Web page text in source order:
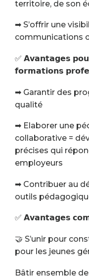
territoire, de son
➡ S’offrir une
communications
✅ 𝗔𝘃𝗮𝗻𝘁𝗮𝗴𝗲𝘀
𝗳𝗼𝗿𝗺𝗮𝘁𝗶𝗼𝗻𝘀
➡ Garantir des
qualité
➡ Elaborer une
collaborative =
précises qui
employeurs
➡ Contribuer au
outils
✅ 𝗔𝘃𝗮𝗻𝘁𝗮𝗴𝗲𝘀
🤝 S’unir pour
pour les jeunes
Bâtir ensemble